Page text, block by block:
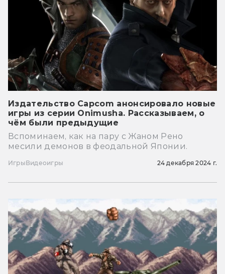
Издательство Capcom анонсировало новые
игры из серии Onimusha. Рассказываем, о
чём были предыдущие
Вспоминаем, как на пару с Жаном Рено
месили демонов в феодальной Японии.
ИгрыВидеоигры 24 декабря 2024 г.